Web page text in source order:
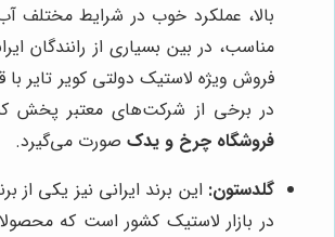
بالا، عملکرد خوب در شرایط مختلف
مناسب، در بین بسیاری از رانندگان
فروش ویژه لاستیک دولتی کویر تایر
در برخی از شرکت‌های معتبر پخش
فروشگاه چرخ و یدک صورت می‌گیرد.
گلدستون: این برند ایرانی نیز یکی از
در بازار لاستیک کشور است که